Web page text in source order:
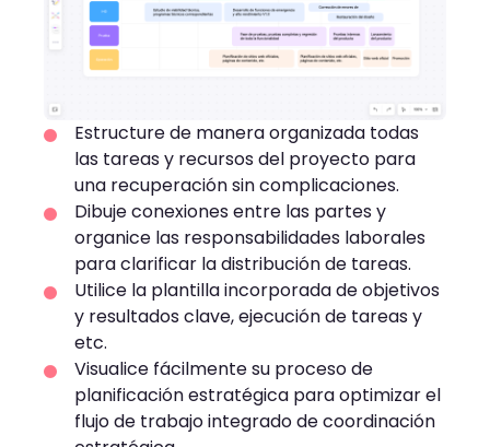
Estructure de manera organizada todas
las tareas y recursos del proyecto para
una recuperación sin complicaciones.
Dibuje conexiones entre las partes y
organice las responsabilidades laborales
para clarificar la distribución de tareas.
Utilice la plantilla incorporada de objetivos
y resultados clave, ejecución de tareas y
etc.
Visualice fácilmente su proceso de
planificación estratégica para optimizar el
flujo de trabajo integrado de coordinación